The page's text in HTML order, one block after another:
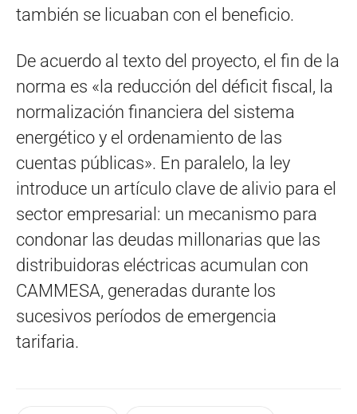
también se licuaban con el beneficio.
De acuerdo al texto del proyecto, el fin de la
norma es «la reducción del déficit fiscal, la
normalización financiera del sistema
energético y el ordenamiento de las
cuentas públicas». En paralelo, la ley
introduce un artículo clave de alivio para el
sector empresarial: un mecanismo para
condonar las deudas millonarias que las
distribuidoras eléctricas acumulan con
CAMMESA, generadas durante los
sucesivos períodos de emergencia
tarifaria.